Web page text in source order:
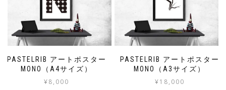
PASTELRIB アートポスター
MONO（A4サイズ）
¥8,000
PASTELRIB アートポスター
MONO（A3サイズ）
¥18,000